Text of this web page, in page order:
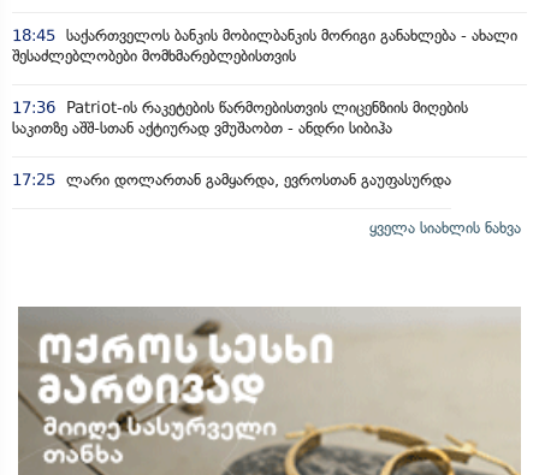
18:45 საქართველოს ბანკის მობილბანკის მორიგი განახლება - ახალი
შესაძლებლობები მომხმარებლებისთვის
17:36
Patriot-ის რაკეტების წარმოებისთვის ლიცენზიის მიღების
საკითზე აშშ-სთან აქტიურად ვმუშაობთ - ანდრი სიბიჰა
17:25 ლარი დოლართან გამყარდა, ევროსთან გაუფასურდა
ყველა სიახლის ნახვა